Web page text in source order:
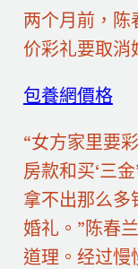
两个月前，陈
价彩礼要取消
包養網價格
“女方家里要
房款和买‘三
拿不出那么多
婚礼。”陈春
道理。经过慢